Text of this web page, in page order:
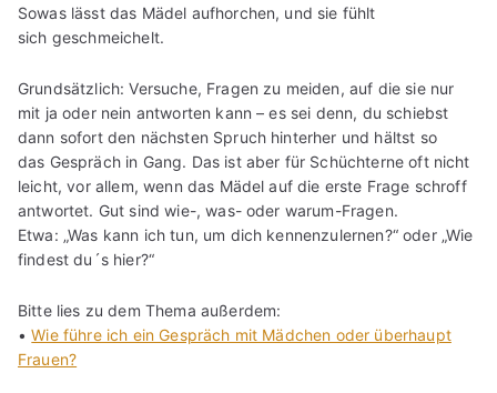
Sowas lässt das Mädel aufhorchen, und sie fühlt
sich geschmeichelt.
Grundsätzlich: Versuche, Fragen zu meiden, auf die sie nur
mit ja oder nein antworten kann – es sei denn, du schiebst
dann sofort den nächsten Spruch hinterher und hältst so
das Gespräch in Gang. Das ist aber für Schüchterne oft nicht
leicht, vor allem, wenn das Mädel auf die erste Frage schroff
antwortet. Gut sind wie-, was- oder warum-Fragen.
Etwa: „Was kann ich tun, um dich kennenzulernen?“ oder „Wie
findest du´s hier?“
Bitte lies zu dem Thema außerdem:
•Wie führe ich ein Gespräch mit Mädchen oder überhaupt
Frauen?